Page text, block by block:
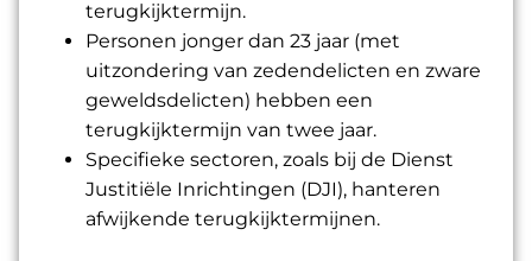
terugkijktermijn.
Personen jonger dan 23 jaar (met
uitzondering van zedendelicten en zware
geweldsdelicten) hebben een
terugkijktermijn van twee jaar.
Specifieke sectoren, zoals bij de Dienst
Justitiële Inrichtingen (DJI), hanteren
afwijkende terugkijktermijnen.